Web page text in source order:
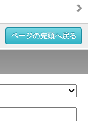
ページの先頭へ戻る